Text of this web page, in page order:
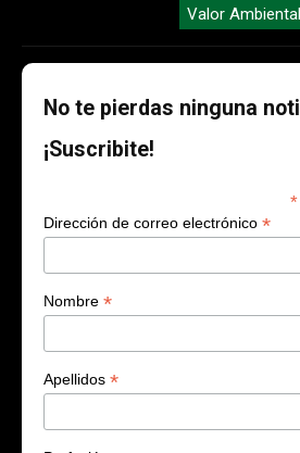
Valor Ambiental
No te pierdas ninguna
¡Suscribite!
*
Dirección de correo electrónico *
Nombre *
Apellidos *